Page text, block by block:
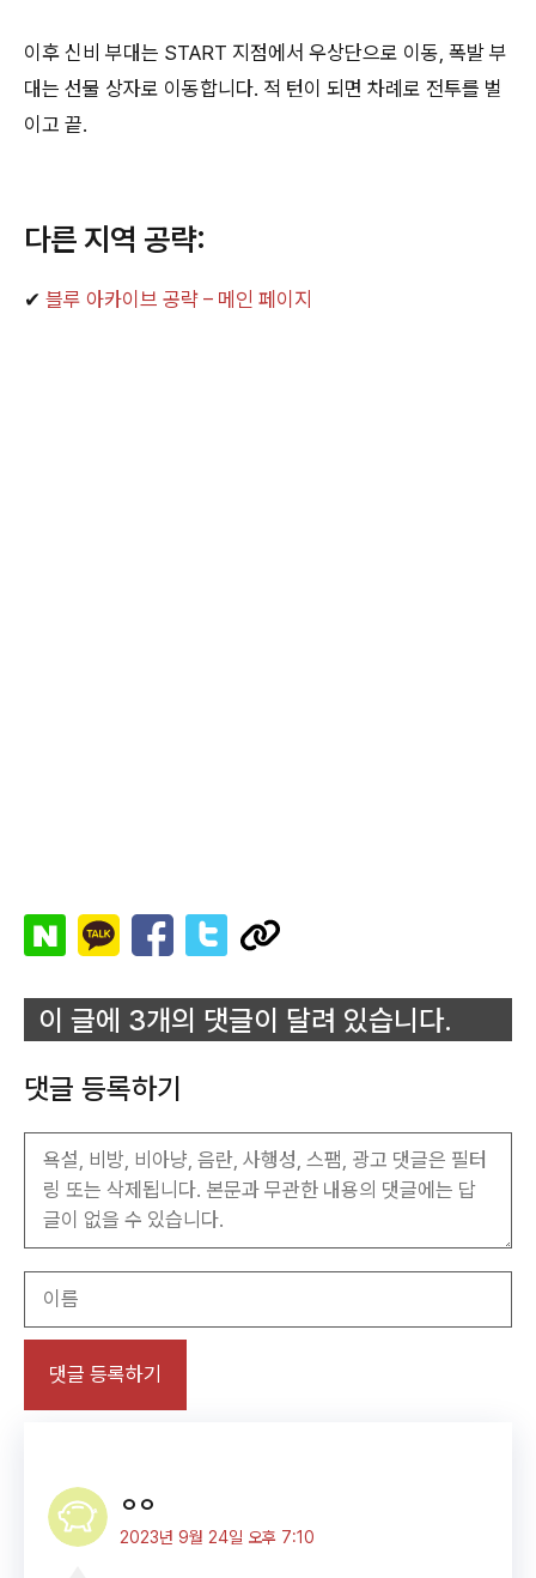
이후 신비 부대는 START 지점에서 우상단으로 이동, 폭발 부
대는 선물 상자로 이동합니다. 적 턴이 되면 차례로 전투를 벌
이고 끝.
다른 지역 공략:
✔ 블루 아카이브 공략 – 메인 페이지
이 글에 3개의 댓글이 달려 있습니다.
댓글 등록하기
름
ㅇㅇ
2023년 9월 24일 오후 7:10